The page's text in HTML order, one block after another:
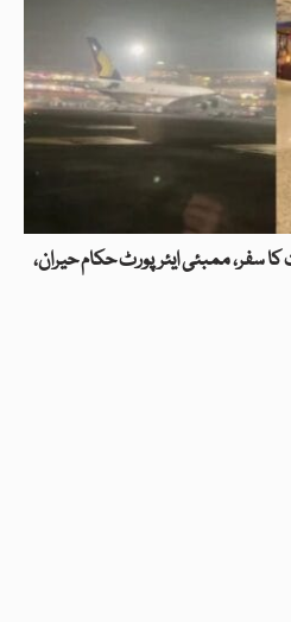
کا سفر، ممبئی ایئرپورٹ حکام حیران،